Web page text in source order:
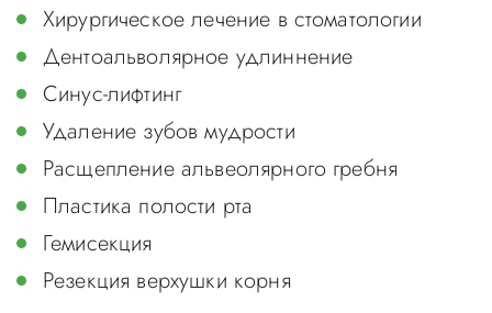
Хирургическое лечение в стоматологии
Дентоальволярное удлиннение
Синус-лифтинг
Удаление зубов мудрости
Расщепление альвеолярного гребня
Пластика полости рта
Гемисекция
Резекция верхушки корня